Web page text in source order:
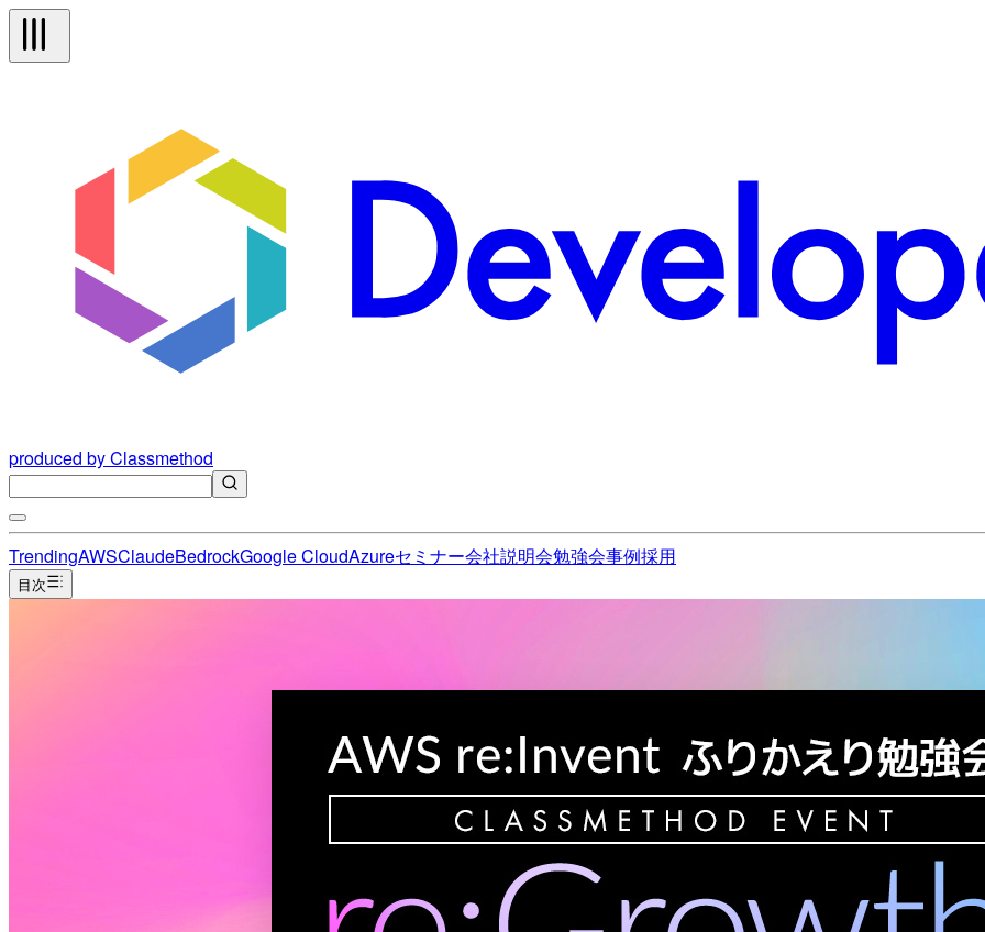
produced by Classmethod
TrendingAWSClaudeBedrockGoogle CloudAzureセミナー会社説明会勉強会事例採用
目次